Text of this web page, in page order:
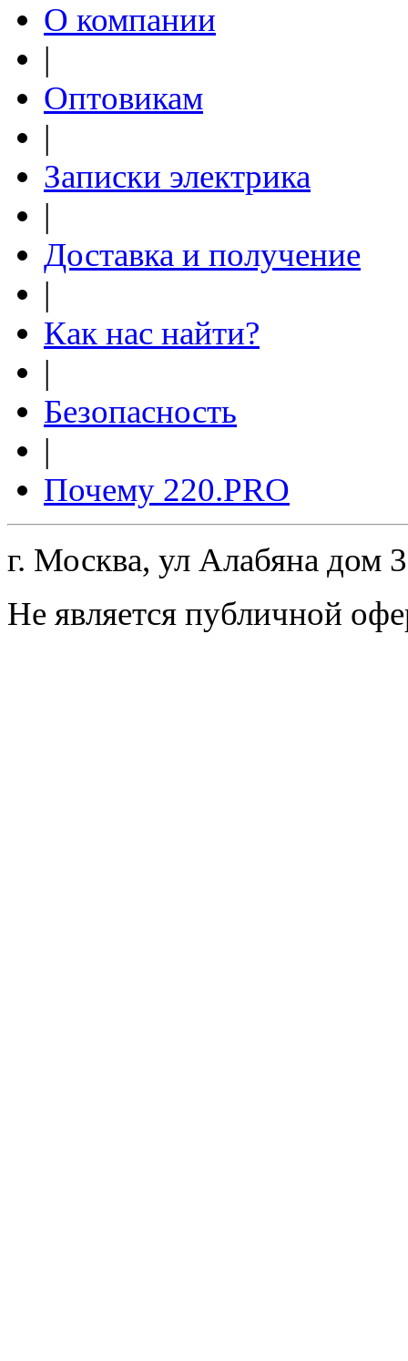
О компании
|
Оптовикам
|
Записки электрика
|
Доставка и получение
|
Как нас найти?
|
Безопасность
|
Почему 220.PRO
г. Москва, ул Алабяна дом
Не является публичной